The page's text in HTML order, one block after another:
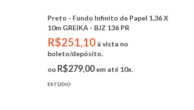
Preto - Fundo Infinito de Papel 1,36 X
10m GREIKA - BJZ 136 PR
R$251,10 à vista no
boleto/depósito.
ou R$279,00em até 10x.
ESTÚDIO